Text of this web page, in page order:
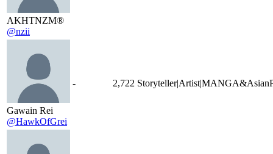
AKHTNZM®
@nzii
Gawain Rei
@HawkOfGrei
- 2,722